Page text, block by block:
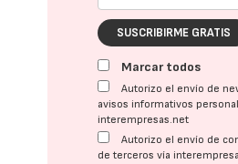
SUSCRIBIRME GRATIS
Marcar todos
Autorizo el envío de
avisos informativos
interempresas.net
Autorizo el envío de
de terceros vía